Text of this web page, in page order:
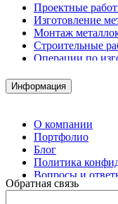
Проектные
Изготовление
Монтаж
Строительные
Операции по
Комплектация
Изготовление
Информация
О компании
Портфолио
Блог
Политика
Вопросы и
Контакты
Обратная связь